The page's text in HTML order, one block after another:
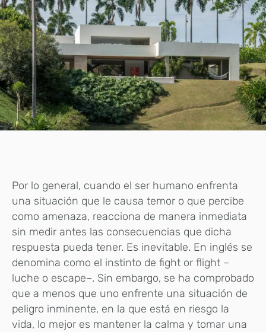
Por lo general, cuando el ser humano enfrenta
una situación que le causa temor o que percibe
como amenaza, reacciona de manera inmediata
sin medir antes las consecuencias que dicha
respuesta pueda tener. Es inevitable. En inglés se
denomina como el instinto de fight or flight –
luche o escape–. Sin embargo, se ha comprobado
que a menos que uno enfrente una situación de
peligro inminente, en la que está en riesgo la
vida, lo mejor es mantener la calma y tomar una